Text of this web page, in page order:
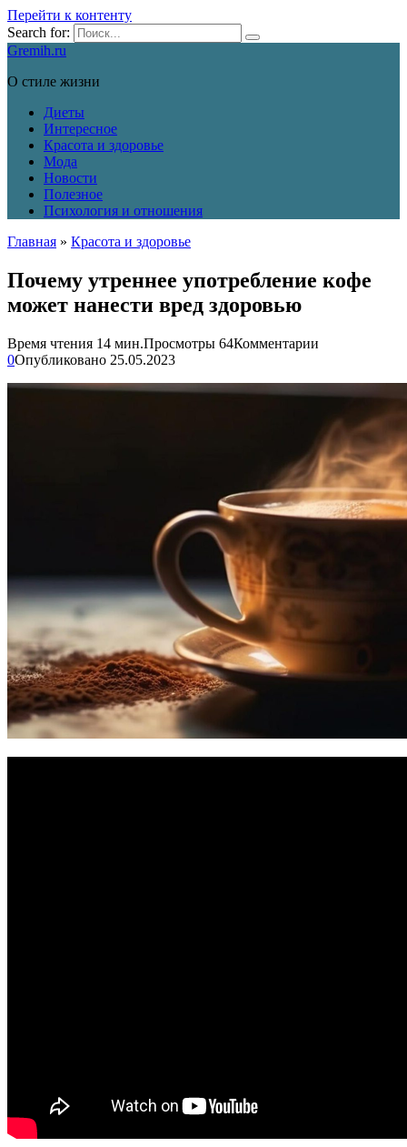
Перейти к контенту
Search for:
Gremih.ru
О стиле жизни
Диеты
Интересное
Красота и здоровье
Мода
Новости
Полезное
Психология и отношения
Главная » Красота и здоровье
Почему утреннее употребление кофе
может нанести вред здоровью
Время чтения 14 мин.Просмотры 64Комментарии
0Опубликовано 25.05.2023